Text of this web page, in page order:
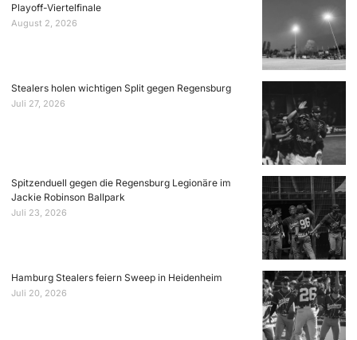
Playoff-Viertelfinale
August 2, 2026
Stealers holen wichtigen Split gegen Regensburg
Juli 27, 2026
Spitzenduell gegen die Regensburg Legionäre im
Jackie Robinson Ballpark
Juli 23, 2026
Hamburg Stealers feiern Sweep in Heidenheim
Juli 20, 2026